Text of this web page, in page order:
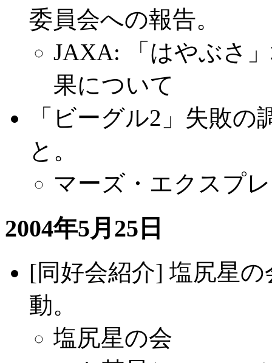
委員会への報告。
JAXA: 「はやぶさ
果について
「ビーグル2」失敗
と。
マーズ・エクスプ
2004年5月25日
[同好会紹介] 塩尻星
動。
塩尻星の会